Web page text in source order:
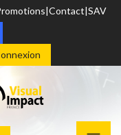
Contact SAV